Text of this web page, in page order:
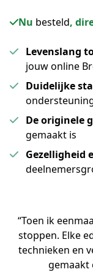
Nu besteld,
Levenslang
jouw online
Duidelijke
De originele
gemaakt is
Gezelligheid
“Toen ik
stoppen. Elke
technieken en
gemaakt